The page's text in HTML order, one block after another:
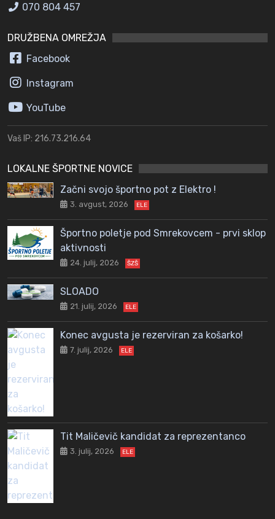
070 804 457
DRUŽBENA OMREŽJA
Facebook
Instagram
YouTube
Vaš IP: 216.73.216.64
LOKALNE ŠPORTNE NOVICE
Začni svojo športno pot z Elektro !
3. avgust, 2026 ELE
Športno poletje pod Smrekovcem - prvi sklop
aktivnosti
24. julij, 2026 ŠZŠ
SLOADO
21. julij, 2026 ELE
Konec avgusta je rezerviran za košarko!
7. julij, 2026 ELE
Tit Maličevič kandidat za reprezentanco
3. julij, 2026 ELE